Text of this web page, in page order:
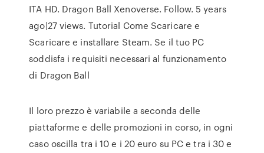
ITA HD. Dragon Ball Xenoverse. Follow. 5 years
ago|27 views. Tutorial Come Scaricare e
Scaricare e installare Steam. Se il tuo PC
soddisfa i requisiti necessari al funzionamento
di Dragon Ball
Il loro prezzo è variabile a seconda delle
piattaforme e delle promozioni in corso, in ogni
caso oscilla tra i 10 e i 20 euro su PC e tra i 30 e